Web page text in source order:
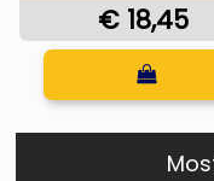
€ 18,45
Quantità